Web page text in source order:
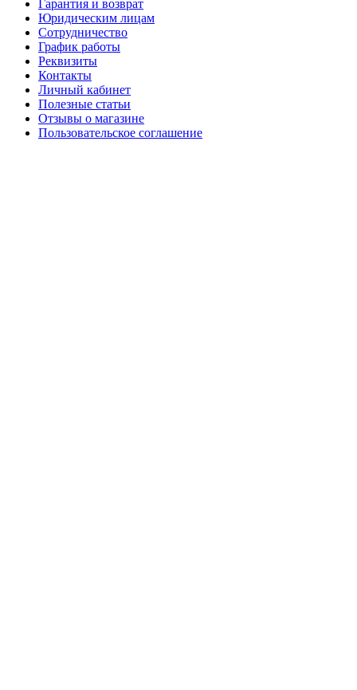
Гарантия и возврат
Юридическим лицам
Сотрудничество
График работы
Реквизиты
Контакты
Личный кабинет
Полезные статьи
Отзывы о магазине
Пользовательское соглашение